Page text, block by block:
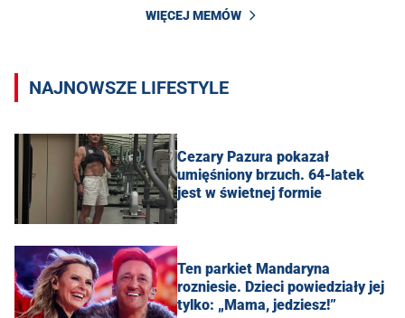
WIĘCEJ MEMÓW
NAJNOWSZE LIFESTYLE
Cezary Pazura pokazał
umięśniony brzuch. 64-latek
jest w świetnej formie
Ten parkiet Mandaryna
rozniesie. Dzieci powiedziały jej
tylko: „Mama, jedziesz!”